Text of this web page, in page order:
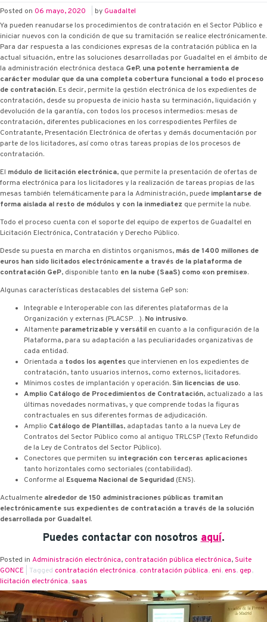
Posted on 06 mayo, 2020 by Guadaltel
Ya pueden reanudarse los procedimientos de contratación en el Sector Público e
iniciar nuevos con la condición de que su tramitación se realice electrónicamente.
Para dar respuesta a las condiciones expresas de la contratación pública en la
actual situación, entre las soluciones desarrolladas por Guadaltel en el ámbito de
la administración electrónica destaca G·eP, una potente herramienta de
carácter modular que da una completa cobertura funcional a todo el proceso
de contratación. Es decir, permite la gestión electrónica de los expedientes de
contratación, desde su propuesta de inicio hasta su terminación, liquidación y
devolución de la garantía, con todos los procesos intermedios: mesas de
contratación, diferentes publicaciones en los correspodientes Perfiles de
Contratante, Presentación Electrónica de ofertas y demás documentación por
parte de los licitadores, así como otras tareas propias de los procesos de
contratación.
El módulo de licitación electrónica, que permite la presentación de ofertas de
forma electrónica para los licitadores y la realización de tareas propias de las
mesas también telemáticamente para la Administración, puede implantarse de
forma aislada al resto de módulos y con la inmediatez que permite la nube.
Todo el proceso cuenta con el soporte del equipo de expertos de Guadaltel en
Licitación Electrónica, Contratación y Derecho Público.
Desde su puesta en marcha en distintos organismos, más de 1400 millones de
euros han sido licitados electrónicamente a través de la plataforma de
contratación G·eP, disponible tanto en la nube (SaaS) como «on premise».
Algunas características destacables del sistema G·eP son:
Integrable e Interoperable con las diferentes plataformas de la
Organización y externas (PLACSP…). No intrusivo.
Altamente parametrizable y versátil en cuanto a la configuración de la
Plataforma, para su adaptación a las peculiaridades organizativas de
cada entidad.
Orientada a todos los agentes que intervienen en los expedientes de
contratación, tanto usuarios internos, como externos, licitadores.
Mínimos costes de implantación y operación. Sin licencias de uso.
Amplio Catálogo de Procedimientos de Contratación, actualizado a las
últimas novedades normativas, y que comprende todas la figuras
contractuales en sus diferentes formas de adjudicación.
Amplio Catálogo de Plantillas, adaptadas tanto a la nueva Ley de
Contratos del Sector Público como al antiguo TRLCSP (Texto Refundido
de la Ley de Contratos del Sector Público).
Conectores que permiten su integración con terceras aplicaciones
tanto horizontales como sectoriales (contabilidad).
Conforme al Esquema Nacional de Seguridad (ENS).
Actualmente alrededor de 150 administraciones públicas tramitan
electrónicamente sus expedientes de contratación a través de la solución
desarrollada por Guadaltel.
Puedes contactar con nosotros aquí.
Posted in Administración electrónica, contratación pública electrónica,Suite
G·ONCE
Tagged contratación electrónica, contratación pública, eni, ens, g·ep,
licitación electrónica, saas